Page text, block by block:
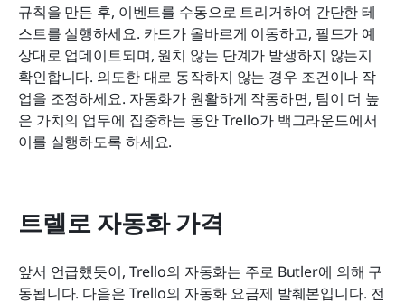
규칙을 만든 후, 이벤트를 수동으로 트리거하여 간단한 테
스트를 실행하세요. 카드가 올바르게 이동하고, 필드가 예
상대로 업데이트되며, 원치 않는 단계가 발생하지 않는지
확인합니다. 의도한 대로 동작하지 않는 경우 조건이나 작
업을 조정하세요. 자동화가 원활하게 작동하면, 팀이 더 높
은 가치의 업무에 집중하는 동안 Trello가 백그라운드에서
이를 실행하도록 하세요.
트렐로 자동화 가격
앞서 언급했듯이, Trello의 자동화는 주로 Butler에 의해 구
동됩니다. 다음은 Trello의 자동화 요금제 발췌본입니다. 전